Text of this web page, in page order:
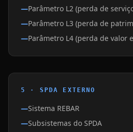
Parâmetro L2 (perda de
Parâmetro L3 (perda de
Parâmetro L4 (perda de valor
5 · SPDA EXTERNO
Sistema REBAR
Subsistemas do SPDA